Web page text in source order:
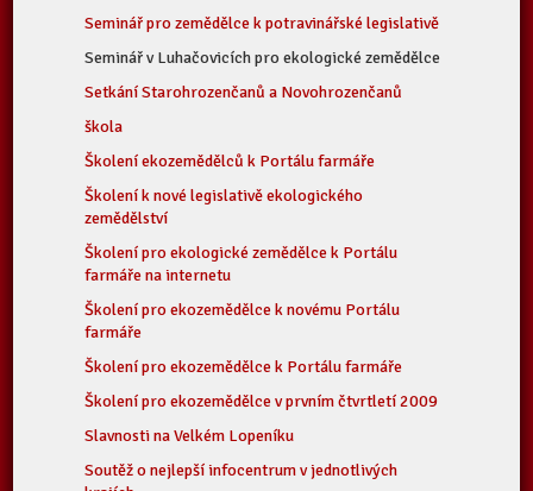
Seminář pro zemědělce k potravinářské legislativě
Seminář v Luhačovicích pro ekologické zemědělce
Setkání Starohrozenčanů a Novohrozenčanů
škola
Školení ekozemědělců k Portálu farmáře
Školení k nové legislativě ekologického
zemědělství
Školení pro ekologické zemědělce k Portálu
farmáře na internetu
Školení pro ekozemědělce k novému Portálu
farmáře
Školení pro ekozemědělce k Portálu farmáře
Školení pro ekozemědělce v prvním čtvrtletí 2009
Slavnosti na Velkém Lopeníku
Soutěž o nejlepší infocentrum v jednotlivých